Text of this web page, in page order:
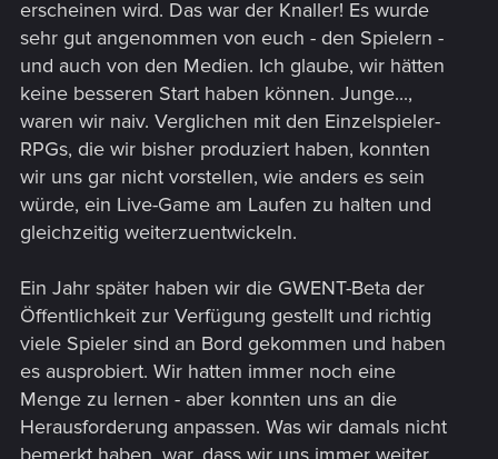
erscheinen wird. Das war der Knaller! Es wurde
sehr gut angenommen von euch - den Spielern -
und auch von den Medien. Ich glaube, wir hätten
keine besseren Start haben können. Junge...,
waren wir naiv. Verglichen mit den Einzelspieler-
RPGs, die wir bisher produziert haben, konnten
wir uns gar nicht vorstellen, wie anders es sein
würde, ein Live-Game am Laufen zu halten und
gleichzeitig weiterzuentwickeln.
Ein Jahr später haben wir die GWENT-Beta der
Öffentlichkeit zur Verfügung gestellt und richtig
viele Spieler sind an Bord gekommen und haben
es ausprobiert. Wir hatten immer noch eine
Menge zu lernen - aber konnten uns an die
Herausforderung anpassen. Was wir damals nicht